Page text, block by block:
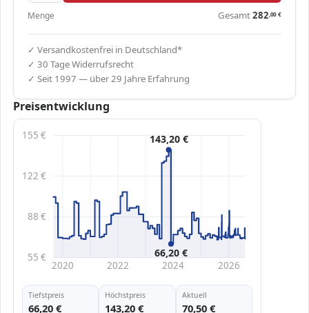
Menge Gesamt282,00€
✓ Versandkostenfrei in Deutschland*
✓ 30 Tage Widerrufsrecht
✓ Seit 1997 — über 29 Jahre Erfahrung
Preisentwicklung
55 €
88 €
122 €
155 €
2020 2022 2024 2026
143,20 €
66,20 €
Tiefstpreis
66,20 €
Höchstpreis
143,20 €
Aktuell
70,50 €